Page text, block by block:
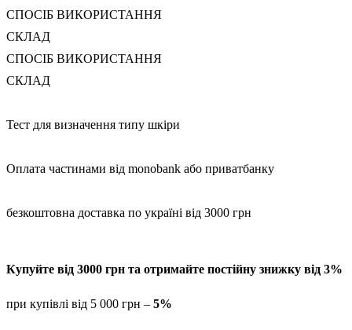
СПОСІБ ВИКОРИСТАННЯ
СКЛАД
СПОСІБ ВИКОРИСТАННЯ
СКЛАД
Тест для визначення типу шкіри
Оплата частинами від monobank або приватбанку
безкоштовна доставка по україні від 3000 грн
Купуйте від 3000 грн та отримайте постійну знижку від 3%
при купівлі від 5 000 грн – 5%